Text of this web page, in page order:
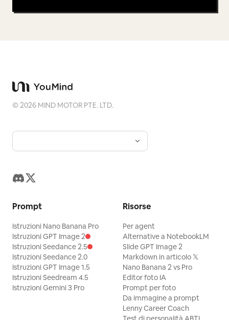
©2026 MIND MOTOR PTE. LTD.
Prompt
Istruzioni Nano Banana Pro
Istruzioni GPT Image 2
Istruzioni Seedance 2.5
Istruzioni Seedance 2.0
Istruzioni GPT Image 1.5
Istruzioni Seedream 4.5
Istruzioni Gemini 3 Pro
Risorse
Per agent
Alternative a NotebookLM
Slide GPT Image 2
Markdown in articolo 𝕏
Nano Banana 2 vs Pro
Editor foto IA
Prompt per foto
Da immagine a prompt
Lenny Career Coach